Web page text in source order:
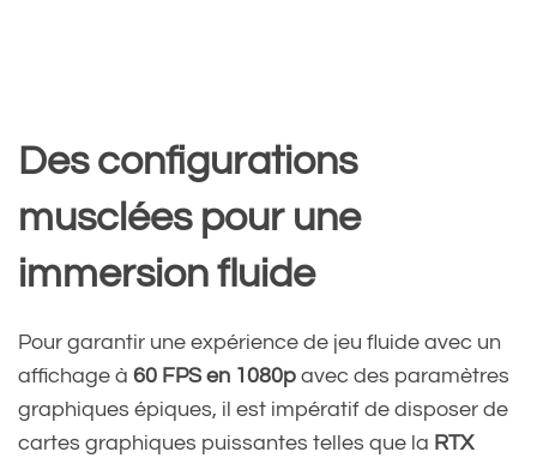
Des configurations
musclées pour une
immersion fluide
Pour garantir une expérience de jeu fluide avec un
affichage à 60 FPS en 1080p avec des paramètres
graphiques épiques, il est impératif de disposer de
cartes graphiques puissantes telles que la RTX